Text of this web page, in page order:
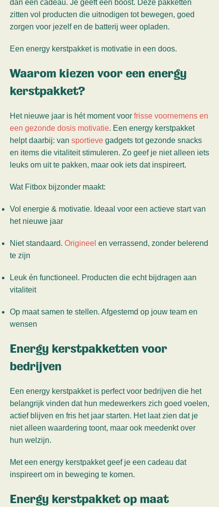
dan een cadeau. Je geeft een boost. Deze pakketten
zitten vol producten die uitnodigen tot bewegen, goed
zorgen voor jezelf en de batterij weer opladen.
Een energy kerstpakket is motivatie in een doos.
Waarom kiezen voor een energy
kerstpakket?
Het nieuwe jaar is hét moment voor frisse voornemens en
een gezonde dosis motivatie. Een energy kerstpakket
helpt daarbij: van sportieve gadgets tot gezonde snacks
en items die vitaliteit stimuleren. Zo geef je niet alleen iets
leuks om uit te pakken, maar ook iets dat inspireert.
Wat Fitbox bijzonder maakt:
Vol energie & motivatie. Ideaal voor een actieve start van
het nieuwe jaar
Niet standaard. Origineel en verrassend, zonder belerend
te zijn
Leuk én functioneel. Producten die echt bijdragen aan
vitaliteit
Op maat samen te stellen. Afgestemd op jouw team en
wensen
Energy kerstpakketten voor
bedrijven
Een energy kerstpakket is perfect voor bedrijven die het
belangrijk vinden dat hun medewerkers zich goed voelen,
actief blijven en fris het jaar starten. Het laat zien dat je
niet alleen waardering toont, maar ook meedenkt over
hun welzijn.
Met een energy kerstpakket geef je een cadeau dat
inspireert om in beweging te komen.
Energy kerstpakket op maat